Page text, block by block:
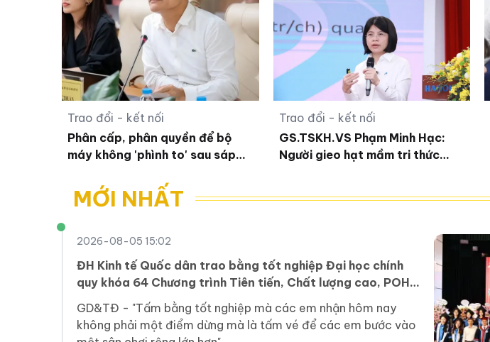
Trao đổi - kết nối
Phân cấp, phân quyền để bộ
máy không 'phình to' sau sáp
Trao đổi - kết nối
GS.TSKH.VS Phạm Minh Hạc:
Người gieo hạt mầm tri thức
MỚI NHẤT
2026-08-05 15:02
ĐH Kinh tế Quốc dân trao bằng tốt nghiệp Đại học chính
quy khóa 64 Chương trình Tiên tiến, Chất lượng cao, POHE
và Phân tích kinh doanh
GD&TĐ - "Tấm bằng tốt nghiệp mà các em nhận hôm nay
không phải một điểm dừng mà là tấm vé để các em bước vào